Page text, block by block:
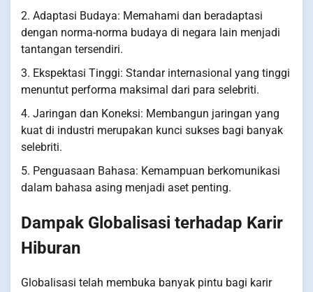
2. Adaptasi Budaya: Memahami dan beradaptasi
dengan norma-norma budaya di negara lain menjadi
tantangan tersendiri.
3. Ekspektasi Tinggi: Standar internasional yang tinggi
menuntut performa maksimal dari para selebriti.
4. Jaringan dan Koneksi: Membangun jaringan yang
kuat di industri merupakan kunci sukses bagi banyak
selebriti.
5. Penguasaan Bahasa: Kemampuan berkomunikasi
dalam bahasa asing menjadi aset penting.
Dampak Globalisasi terhadap Karir
Hiburan
Globalisasi telah membuka banyak pintu bagi karir